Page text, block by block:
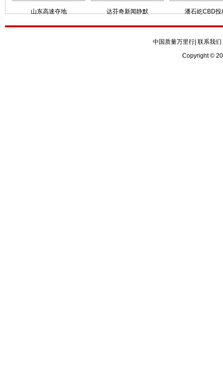
山东高速夺地 达芬奇新闻静默 潘石屹CBD投
中国质量万里行 联系我们
Copyright ©